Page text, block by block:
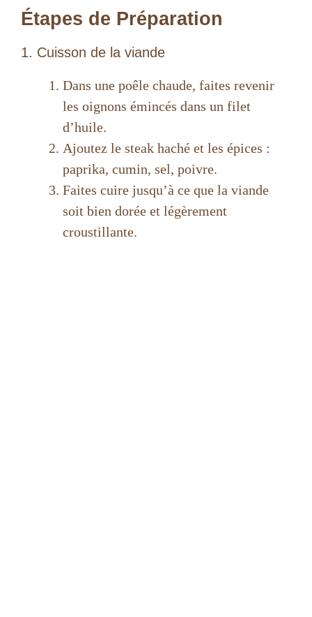
Étapes de Préparation
1. Cuisson de la viande
Dans une poêle chaude, faites revenir
les oignons émincés dans un filet
d’huile.
Ajoutez le steak haché et les épices :
paprika, cumin, sel, poivre.
Faites cuire jusqu’à ce que la viande
soit bien dorée et légèrement
croustillante.